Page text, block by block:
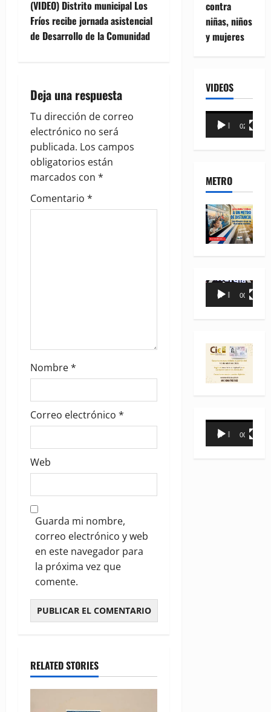
t
v
i
g
a
t
(VIDEO) Distrito municipal Los
Fríos recibe jornada asistencial
de Desarrollo de la Comunidad
Deja una respuesta
Tu dirección de correo
electrónico no será
publicada. Los campos
obligatorios están
marcados con *
Comentario *
Nombre*
Correo electrónico *
Web
Guarda mi nombre,
correo electrónico y web
en este navegador para
la próxima vez que
comente.
RELATED STORIES
contra
niñas, niños
y mujeres
VIDEOS
Reproductor
00:00 02:18
METRO
Reproductor
00:00 00:35
Reproductor
00:00 00:31